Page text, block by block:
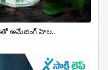
అమేజింగ్ హెల..